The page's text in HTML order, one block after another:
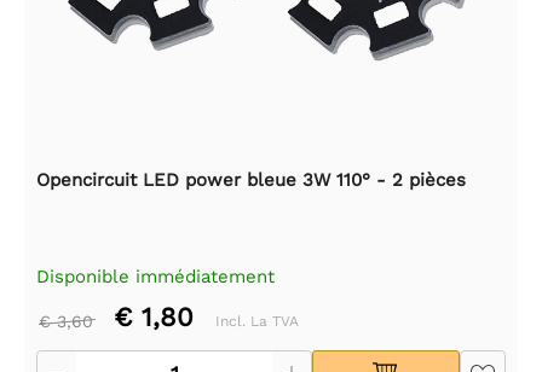
Opencircuit LED power bleue 3W 110° - 2 pièces
Disponible immédiatement
€ 3,60 € 1,80 Incl. La TVA